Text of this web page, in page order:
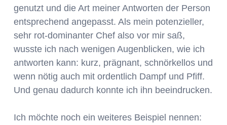
genutzt und die Art meiner Antworten der Person
entsprechend angepasst. Als mein potenzieller,
sehr rot-dominanter Chef also vor mir saß,
wusste ich nach wenigen Augenblicken, wie ich
antworten kann: kurz, prägnant, schnörkellos und
wenn nötig auch mit ordentlich Dampf und Pfiff.
Und genau dadurch konnte ich ihn beeindrucken.
Ich möchte noch ein weiteres Beispiel nennen: